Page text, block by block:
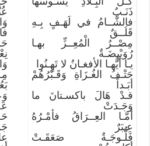
ذَنَـبٌ
فالشَّــامُ في لَهَـفٍ بِـهِ
قَلَــقٌ
مِصْــرُ الْمُعِــزِّ بهـا
رُوَيْبِضَـةٌ
يـا أيُّهـا الأفغـانُ لا تَهِـنُوا
حَتْـفُ الغُـزَاةِ وَقَـبْرُهُمْ
أبَـداً
قـدْ هَالَ باكسـتانَ ما
وَجَـدَتْ
أمَّـا العِــرَاقُ فأمْـرُهُ
عِـبَرٌ
فَلُّـوجَـةٌ صَعَقَـتْ